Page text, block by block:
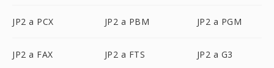
JP2 a PCX JP2 a PBM JP2 a PGM
JP2 a FAX JP2 a FTS JP2 a G3